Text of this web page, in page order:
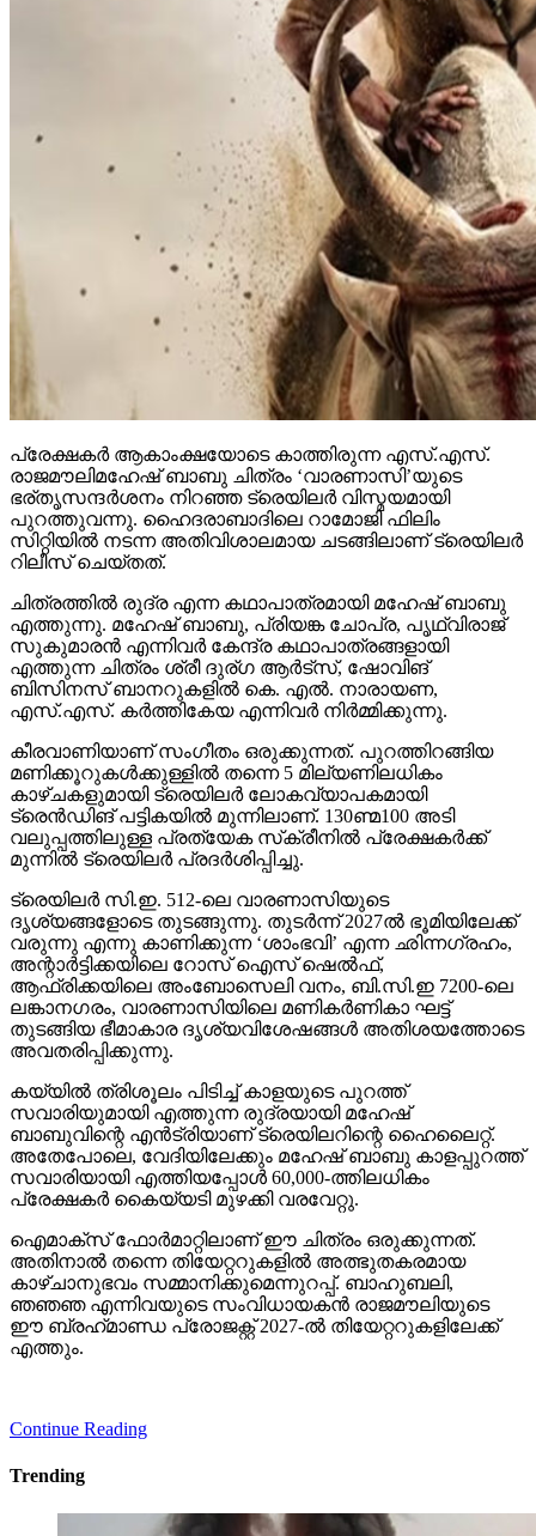
പ്രേക്ഷകര്‍ ആകാംക്ഷയോടെ കാത്തിരുന്ന എസ്.എസ്.
രാജമൗലിമഹേഷ് ബാബു ചിത്രം ‘വാരണാസി’യുടെ
ഭര്തൃസന്ദര്‍ശനം നിറഞ്ഞ ട്രെയിലര്‍ വിസ്മയമായി
പുറത്തുവന്നു. ഹൈദരാബാദിലെ റാമോജി ഫിലിം
സിറ്റിയില്‍ നടന്ന അതിവിശാലമായ ചടങ്ങിലാണ് ട്രെയിലര്‍
റിലീസ് ചെയ്തത്.
ചിത്രത്തില്‍ രുദ്ര എന്ന കഥാപാത്രമായി മഹേഷ് ബാബു
എത്തുന്നു. മഹേഷ് ബാബു, പ്രിയങ്ക ചോപ്ര, പൃഥ്വിരാജ്
സുകുമാരന്‍ എന്നിവര്‍ കേന്ദ്ര കഥാപാത്രങ്ങളായി
എത്തുന്ന ചിത്രം ശ്രീ ദുര്ഗ ആര്‍ട്‌സ്, ഷോവിങ്
ബിസിനസ് ബാനറുകളില്‍ കെ. എല്‍. നാരായണ,
എസ്.എസ്. കര്‍ത്തികേയ എന്നിവര്‍ നിര്‍മ്മിക്കുന്നു.
കീരവാണിയാണ് സംഗീതം ഒരുക്കുന്നത്. പുറത്തിറങ്ങിയ
മണിക്കൂറുകള്‍ക്കുള്ളില്‍ തന്നെ 5 മില്യണിലധികം
കാഴ്ചകളുമായി ട്രെയിലര്‍ ലോകവ്യാപകമായി
ട്രെന്‍ഡിങ് പട്ടികയില്‍ മുന്നിലാണ്. 130ണ്മ100 അടി
വലുപ്പത്തിലുള്ള പ്രത്യേക സ്‌ക്രീനില്‍ പ്രേക്ഷകര്‍ക്ക്
മുന്നില്‍ ട്രെയിലര്‍ പ്രദര്‍ശിപ്പിച്ചു.
ട്രെയിലര്‍ സി.ഇ. 512-ലെ വാരണാസിയുടെ
ദൃശ്യങ്ങളോടെ തുടങ്ങുന്നു. തുടര്‍ന്ന് 2027ല്‍ ഭൂമിയിലേക്ക്
വരുന്നു എന്നു കാണിക്കുന്ന ‘ശാംഭവി’ എന്ന ഛിന്നഗ്രഹം,
അന്റാര്‍ട്ടിക്കയിലെ റോസ് ഐസ് ഷെല്‍ഫ്,
ആഫ്രിക്കയിലെ അംബോസെലി വനം, ബി.സി.ഇ 7200-ലെ
ലങ്കാനഗരം, വാരണാസിയിലെ മണികര്‍ണികാ ഘട്ട്
തുടങ്ങിയ ഭീമാകാര ദൃശ്യവിശേഷങ്ങള്‍ അതിശയത്തോടെ
അവതരിപ്പിക്കുന്നു.
കയ്യില്‍ ത്രിശൂലം പിടിച്ച് കാളയുടെ പുറത്ത്
സവാരിയുമായി എത്തുന്ന രുദ്രയായി മഹേഷ്
ബാബുവിന്റെ എന്‍ട്രിയാണ് ട്രെയിലറിന്റെ ഹൈലൈറ്റ്.
അതേപോലെ, വേദിയിലേക്കും മഹേഷ് ബാബു കാളപ്പുറത്ത്
സവാരിയായി എത്തിയപ്പോള്‍ 60,000-ത്തിലധികം
പ്രേക്ഷകര്‍ കൈയ്യടി മുഴക്കി വരവേറ്റു.
ഐമാക്‌സ് ഫോര്‍മാറ്റിലാണ് ഈ ചിത്രം ഒരുക്കുന്നത്.
അതിനാല്‍ തന്നെ തിയേറ്ററുകളില്‍ അത്ഭുതകരമായ
കാഴ്ചാനുഭവം സമ്മാനിക്കുമെന്നുറപ്പ്. ബാഹുബലി,
ഞഞഞ എന്നിവയുടെ സംവിധായകന്‍ രാജമൗലിയുടെ
ഈ ബ്രഹ്‌മാണ്ഡ പ്രോജക്റ്റ് 2027-ല്‍ തിയേറ്ററുകളിലേക്ക്
എത്തും.
Trending